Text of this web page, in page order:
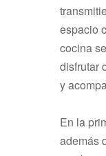
espacio
cocina
disfrutar
y
En la
además